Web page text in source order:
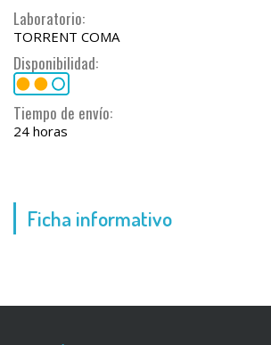
Laboratorio:
TORRENT COMA
Disponibilidad:
Tiempo de envío:
24 horas
Ficha informativo